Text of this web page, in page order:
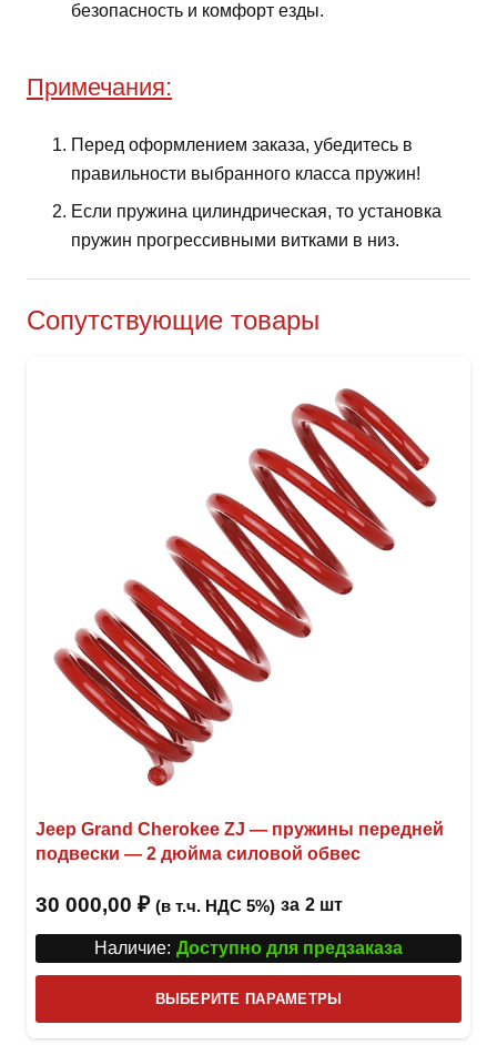
безопасность и комфорт езды.
Примечания:
Перед оформлением заказа, убедитесь в
правильности выбранного класса пружин!
Если пружина цилиндрическая, то установка
пружин прогрессивными витками в низ.
Сопутствующие товары
Jeep Grand Cherokee ZJ — пружины передней
подвески — 2 дюйма силовой обвес
30 000,00 ₽ (в т.ч. НДС 5%) за 2 шт
Наличие: Доступно для предзаказа
ВЫБЕРИТЕ ПАРАМЕТРЫ
товар